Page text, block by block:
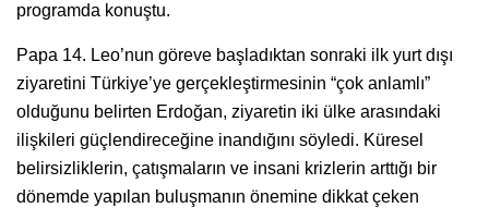
programda konuştu.
Papa 14. Leo’nun göreve başladıktan sonraki ilk yurt dışı
ziyaretini Türkiye’ye gerçekleştirmesinin “çok anlamlı”
olduğunu belirten Erdoğan, ziyaretin iki ülke arasındaki
ilişkileri güçlendireceğine inandığını söyledi. Küresel
belirsizliklerin, çatışmaların ve insani krizlerin arttığı bir
dönemde yapılan buluşmanın önemine dikkat çeken